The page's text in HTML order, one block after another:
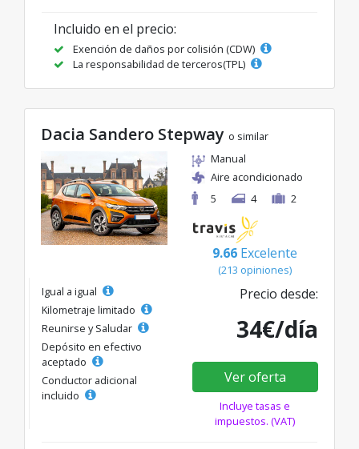
Incluido en el precio:
Exención de daños por colisión (CDW)
La responsabilidad de terceros(TPL)
Dacia Sandero Stepway o similar
Manual
Aire acondicionado
5
4 2
9.66 Excelente
(213 opiniones)
Igual a igual
Kilometraje limitado
Reunirse y Saludar
Depósito en efectivo
aceptado
Conductor adicional
incluido
Precio desde:
34€/día
Ver oferta
Incluye tasas e
impuestos. (VAT)